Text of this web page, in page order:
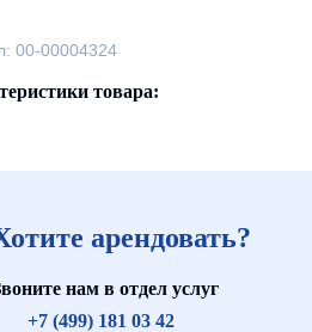
00-00004324
товара:
арендовать?
нам в отдел услуг
+7 (499) 181 03 42